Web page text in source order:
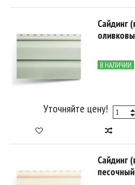
Сайдинг
В НАЛИЧИИ
Уточняйте цену!
Сайдинг